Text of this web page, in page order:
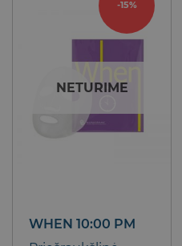
multiple
variants.
The
be
on
-15%
NETURIME
WHEN 10:00 PM